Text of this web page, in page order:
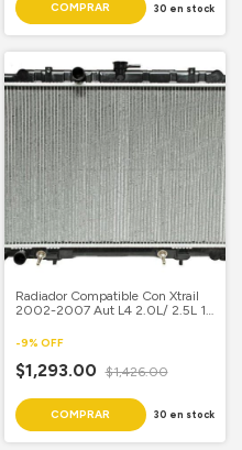
30 en stock
Radiador Compatible Con Xtrail
2002-2007 Aut L4 2.0L/ 2.5L 17
Samui
-9% OFF
$1,293.00 $1,426.00
30 en stock